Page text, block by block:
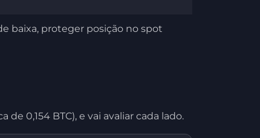
baixa, proteger posição no spot
0,154 BTC), e vai avaliar cada lado.